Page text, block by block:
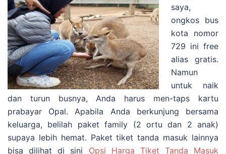
saya,
ongkos bus
kota nomor
729 ini free
alias gratis.
Namun
untuk naik
dan turun busnya, Anda harus men-taps kartu
prabayar Opal. Apabila Anda berkunjung bersama
keluarga, belilah paket family (2 ortu dan 2 anak)
supaya lebih hemat. Paket tiket tanda masuk lainnya
bisa dilihat di sini Opsi Harga Tiket Tanda Masuk